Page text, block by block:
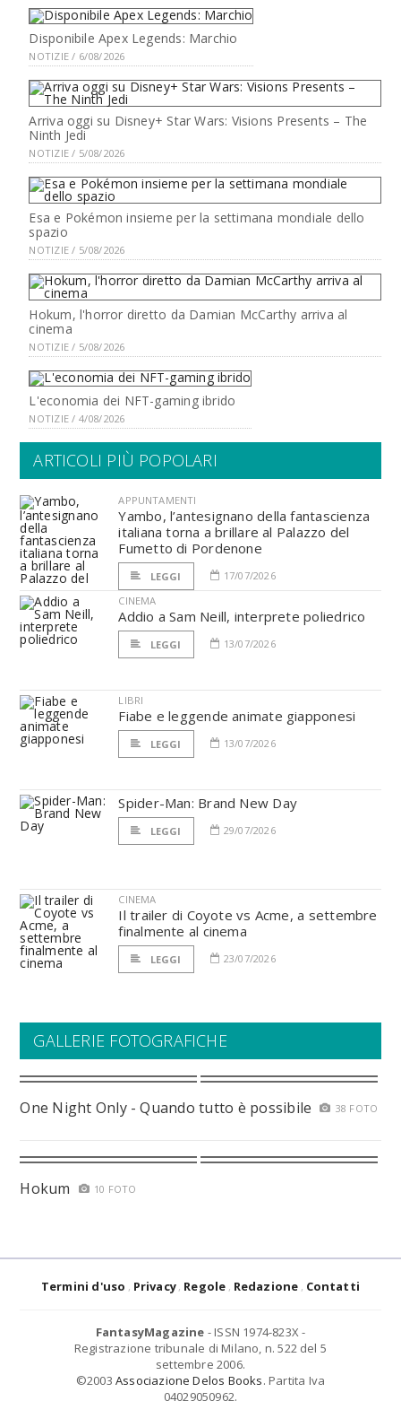
Disponibile Apex Legends: Marchio
NOTIZIE / 6/08/2026
Arriva oggi su Disney+ Star Wars: Visions Presents – The
Ninth Jedi
NOTIZIE / 5/08/2026
Esa e Pokémon insieme per la settimana mondiale dello
spazio
NOTIZIE / 5/08/2026
Hokum, l'horror diretto da Damian McCarthy arriva al
cinema
NOTIZIE / 5/08/2026
L'economia dei NFT-gaming ibrido
NOTIZIE / 4/08/2026
ARTICOLI PIÙ POPOLARI
APPUNTAMENTI
Yambo, l’antesignano della fantascienza
italiana torna a brillare al Palazzo del
Fumetto di Pordenone
LEGGI
17/07/2026
CINEMA
Addio a Sam Neill, interprete poliedrico
LEGGI 13/07/2026
LIBRI
Fiabe e leggende animate giapponesi
LEGGI 13/07/2026
Spider-Man: Brand New Day
LEGGI 29/07/2026
CINEMA
Il trailer di Coyote vs Acme, a settembre
finalmente al cinema
LEGGI 23/07/2026
GALLERIE FOTOGRAFICHE
One Night Only - Quando tutto è possibile 38 FOTO
Hokum 10 FOTO
Termini d'uso Privacy Regole Redazione Contatti
FantasyMagazine - ISSN 1974-823X -
Registrazione tribunale di Milano, n. 522 del 5
settembre 2006.
©2003 Associazione Delos Books. Partita Iva
04029050962.